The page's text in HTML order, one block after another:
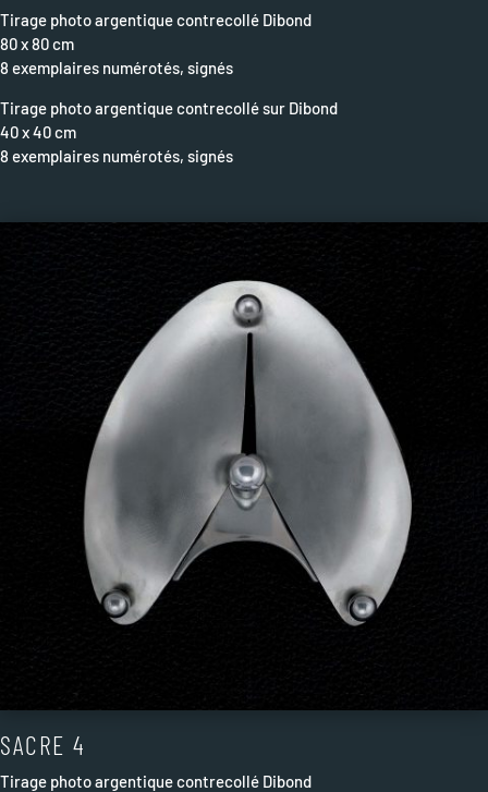
Tirage photoargentiquecontrecollé Dibond
80 x 80 cm
8 exemplaires numérotés, signés
Tirage photo argentique contrecollé sur Dibond
40 x 40 cm
8 exemplaires numérotés, signés
SACRE 4
Tirage photo argentique contrecollé Dibond